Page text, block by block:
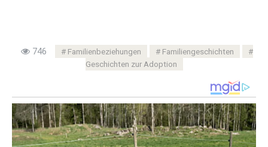
746 Familienbeziehungen
Familiengeschichten
Geschichten zur Adoption